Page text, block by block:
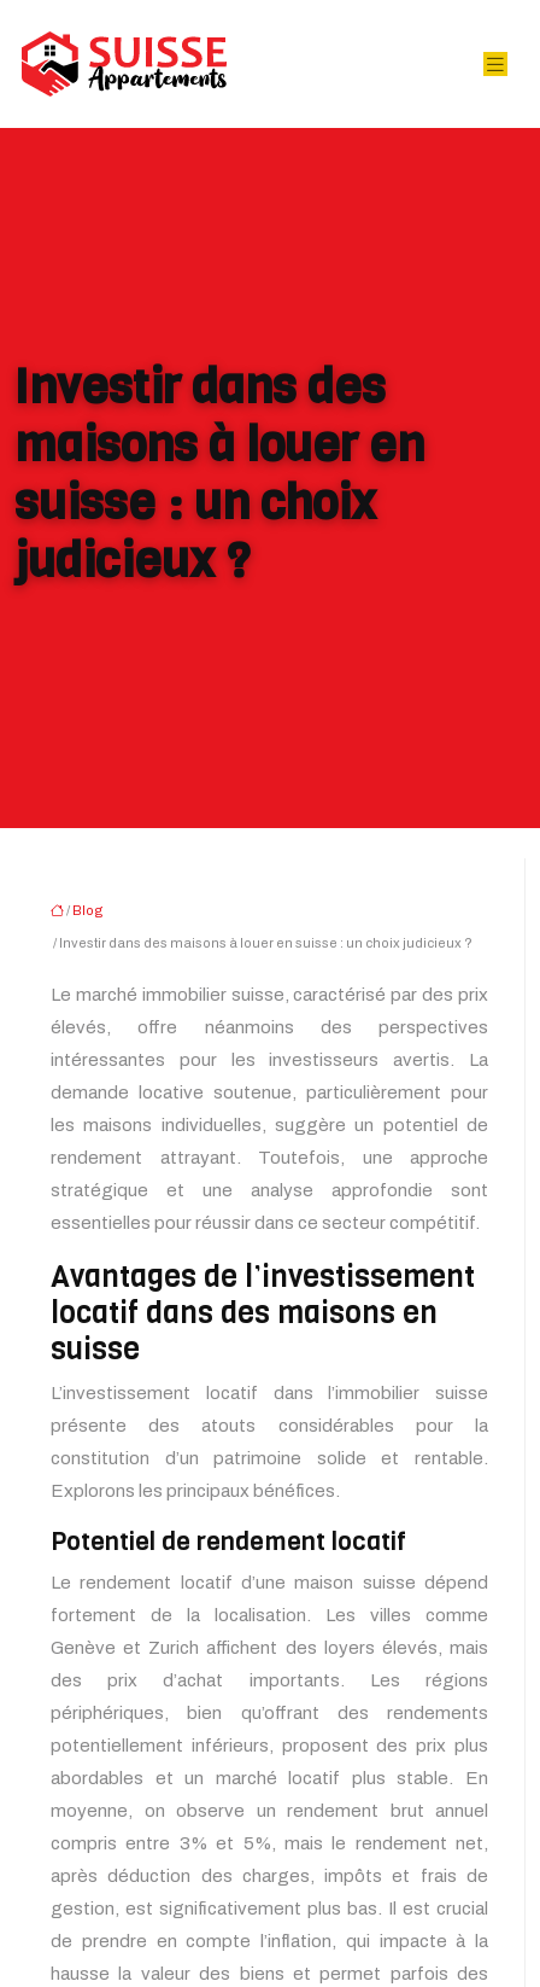
Investir dans des
maisons à louer en
suisse : un choix
judicieux ?
/ Blog
/ Investir dans des maisons à louer en suisse : un choix judicieux ?
Le marché immobilier suisse, caractérisé par des prix
élevés, offre néanmoins des perspectives
intéressantes pour les investisseurs avertis. La
demande locative soutenue, particulièrement pour
les maisons individuelles, suggère un potentiel de
rendement attrayant. Toutefois, une approche
stratégique et une analyse approfondie sont
essentielles pour réussir dans ce secteur compétitif.
Avantages de l’investissement
locatif dans des maisons en
suisse
L’investissement locatif dans l’immobilier suisse
présente des atouts considérables pour la
constitution d’un patrimoine solide et rentable.
Explorons les principaux bénéfices.
Potentiel de rendement locatif
Le rendement locatif d’une maison suisse dépend
fortement de la localisation. Les villes comme
Genève et Zurich affichent des loyers élevés, mais
des prix d’achat importants. Les régions
périphériques, bien qu’offrant des rendements
potentiellement inférieurs, proposent des prix plus
abordables et un marché locatif plus stable. En
moyenne, on observe un rendement brut annuel
compris entre 3% et 5%, mais le rendement net,
après déduction des charges, impôts et frais de
gestion, est significativement plus bas. Il est crucial
de prendre en compte l’inflation, qui impacte à la
hausse la valeur des biens et permet parfois des